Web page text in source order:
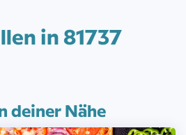
in 81737
deiner Nähe